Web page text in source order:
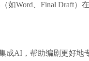
如Word、Final Draft）
成AI，帮助编剧更好地